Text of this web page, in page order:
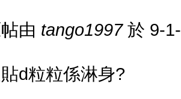
由 tango1997於 9-
d粒粒係淋身?